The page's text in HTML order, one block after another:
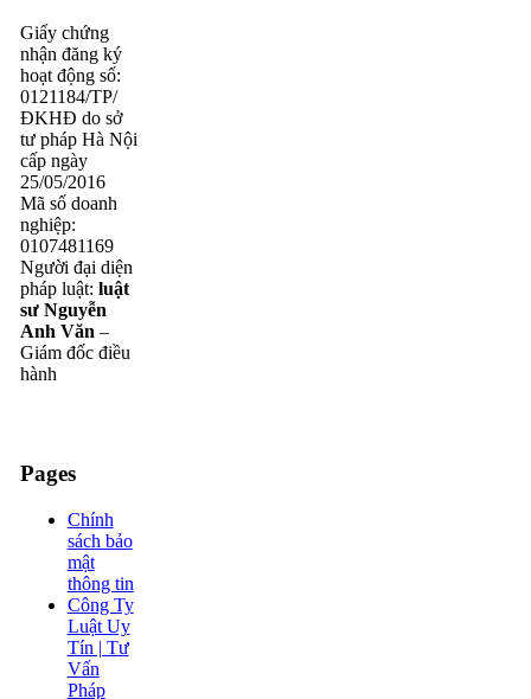
Giấy chứng
nhận đăng ký
hoạt động số:
0121184/TP/
ĐKHĐ do sở
tư pháp Hà Nội
cấp ngày
25/05/2016
Mã số doanh
nghiệp:
0107481169
Người đại diện
pháp luật: luật
sư Nguyễn
Anh Văn –
Giám đốc điều
hành
Pages
Chính
sách bảo
mật
thông tin
Công Ty
Luật Uy
Tín | Tư
Vấn
Pháp